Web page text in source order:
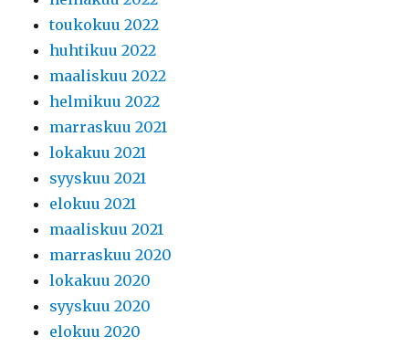
toukokuu 2022
huhtikuu 2022
maaliskuu 2022
helmikuu 2022
marraskuu 2021
lokakuu 2021
syyskuu 2021
elokuu 2021
maaliskuu 2021
marraskuu 2020
lokakuu 2020
syyskuu 2020
elokuu 2020